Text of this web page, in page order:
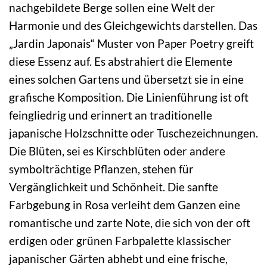
nachgebildete Berge sollen eine Welt der
Harmonie und des Gleichgewichts darstellen. Das
„Jardin Japonais“ Muster von Paper Poetry greift
diese Essenz auf. Es abstrahiert die Elemente
eines solchen Gartens und übersetzt sie in eine
grafische Komposition. Die Linienführung ist oft
feingliedrig und erinnert an traditionelle
japanische Holzschnitte oder Tuschezeichnungen.
Die Blüten, sei es Kirschblüten oder andere
symbolträchtige Pflanzen, stehen für
Vergänglichkeit und Schönheit. Die sanfte
Farbgebung in Rosa verleiht dem Ganzen eine
romantische und zarte Note, die sich von der oft
erdigen oder grünen Farbpalette klassischer
japanischer Gärten abhebt und eine frische,